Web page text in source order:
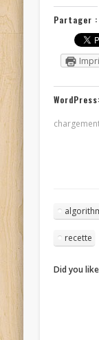
Partager :
WordPress:
recette
Did you